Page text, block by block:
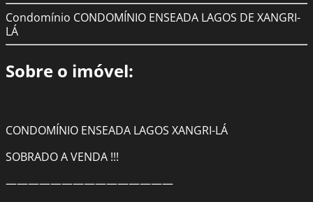
Condomínio CONDOMÍNIO ENSEADA LAGOS DE XANGRI-
LÁ
Sobre o imóvel:
CONDOMÍNIO ENSEADA LAGOS XANGRI-LÁ
SOBRADO A VENDA !!!
———————————————